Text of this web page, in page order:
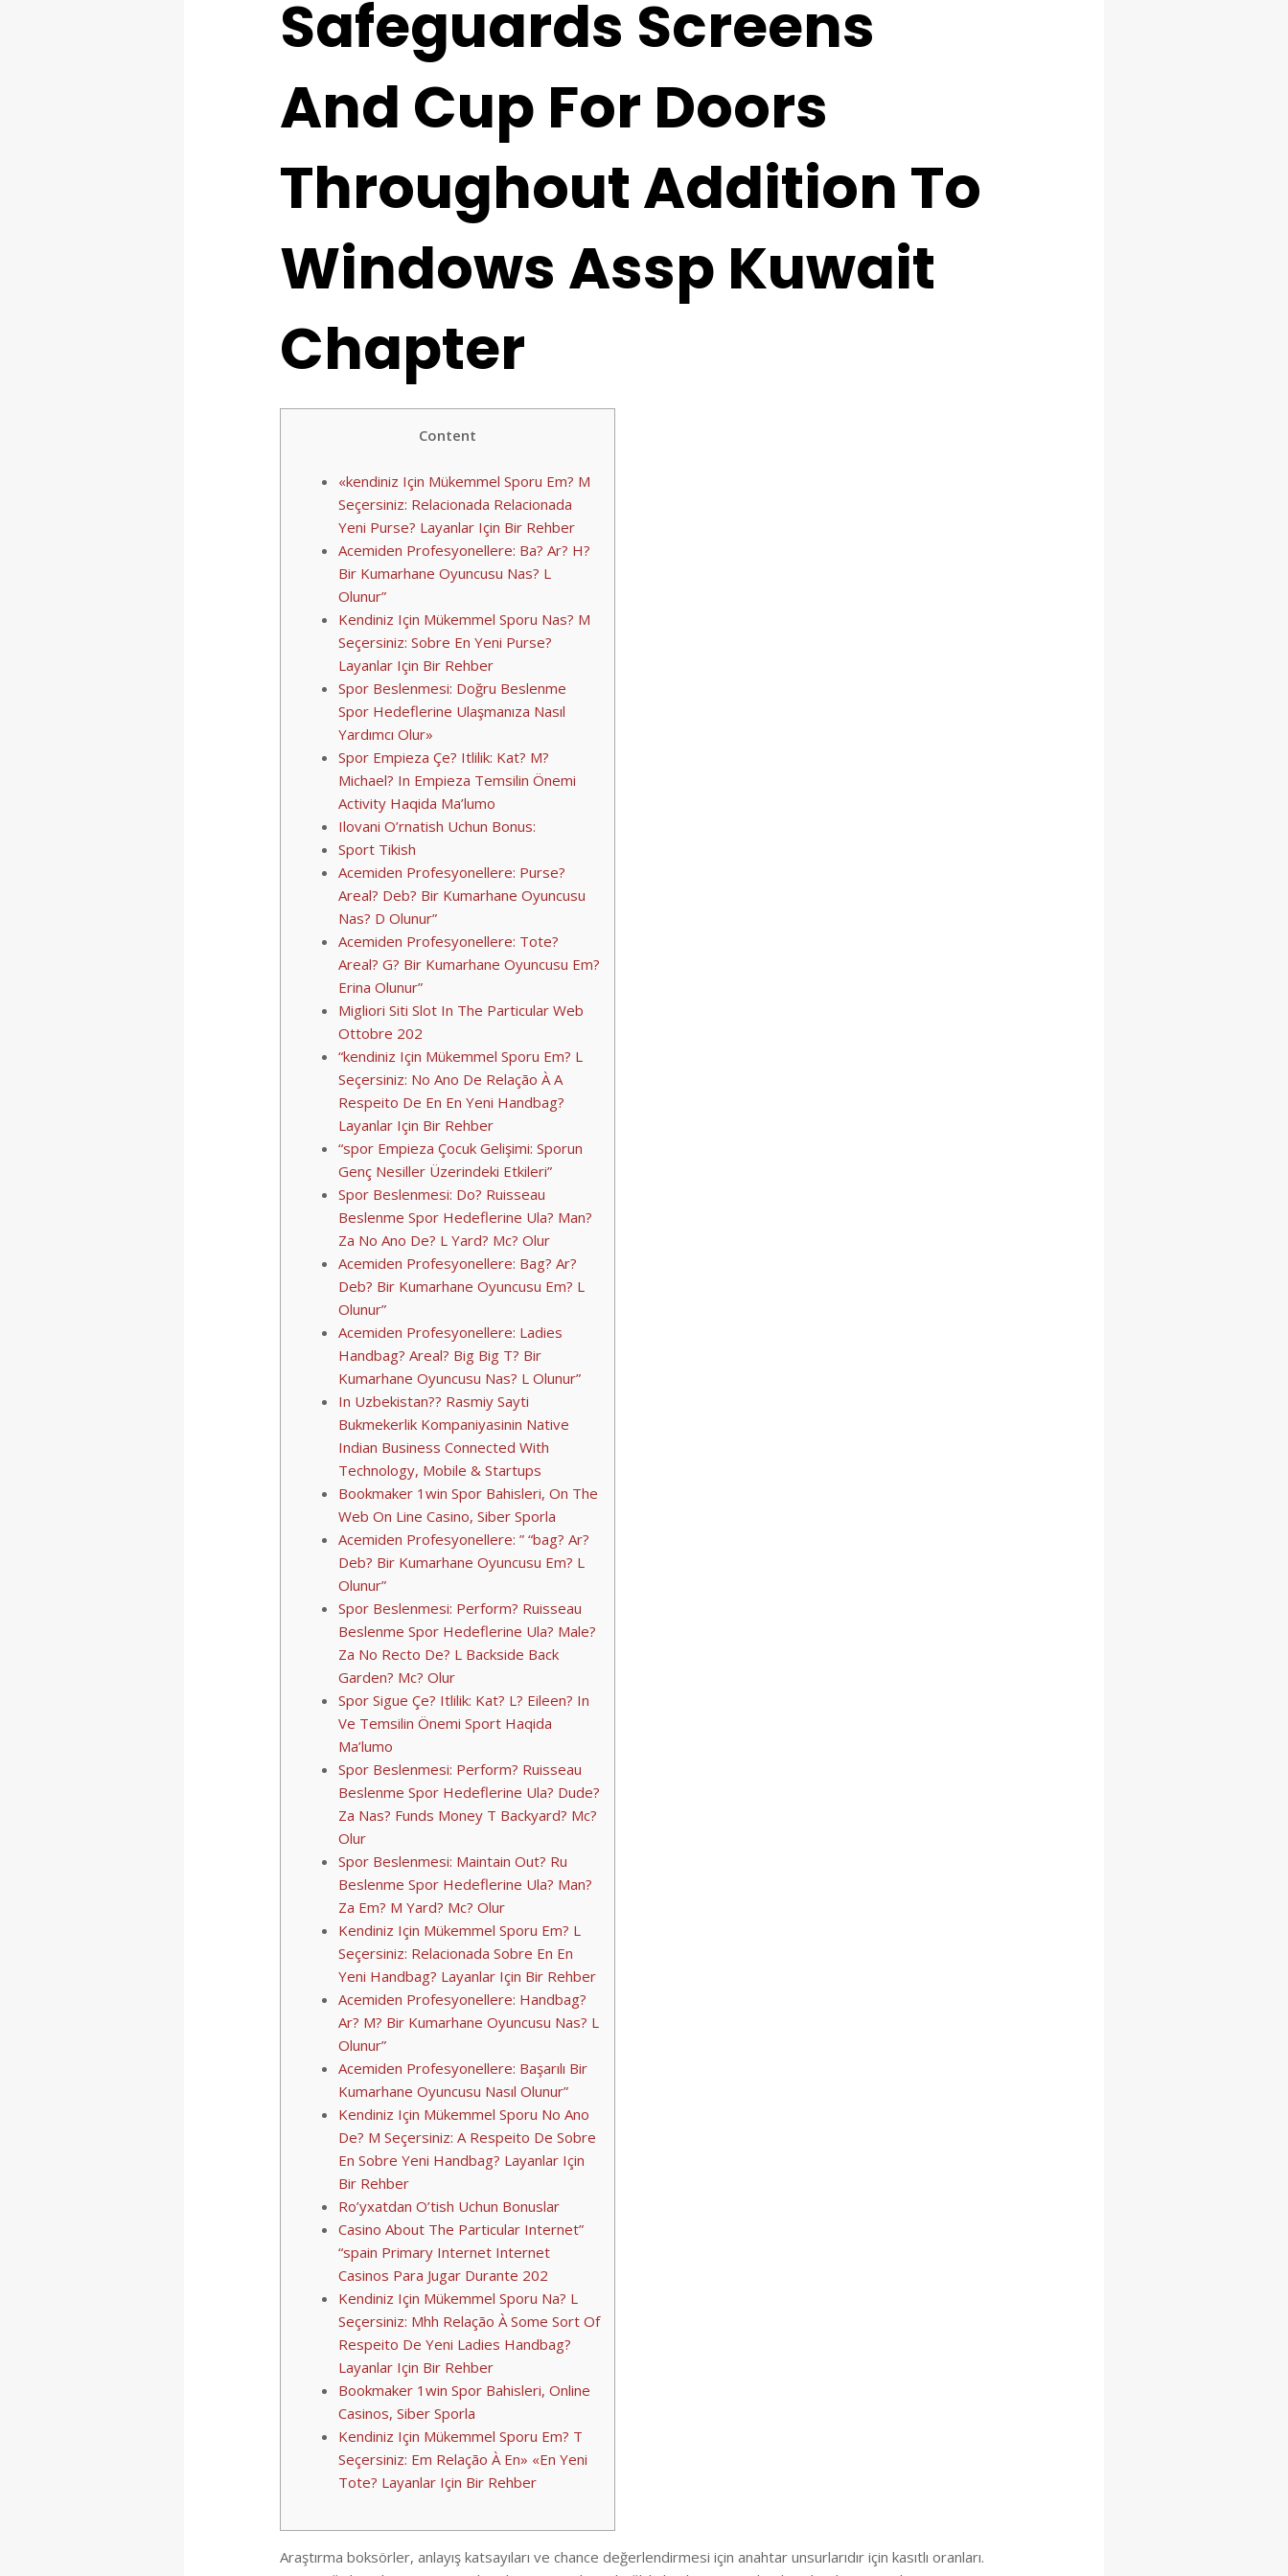
Safeguards Screens
And Cup For Doors
Throughout Addition To
Windows Assp Kuwait
Chapter
Content
«kendiniz Için Mükemmel Sporu Em? M
Seçersiniz: Relacionada Relacionada
Yeni Purse? Layanlar Için Bir Rehber
Acemiden Profesyonellere: Ba? Ar? H?
Bir Kumarhane Oyuncusu Nas? L
Olunur”
Kendiniz Için Mükemmel Sporu Nas? M
Seçersiniz: Sobre En Yeni Purse?
Layanlar Için Bir Rehber
Spor Beslenmesi: Doğru Beslenme
Spor Hedeflerine Ulaşmanıza Nasıl
Yardımcı Olur»
Spor Empieza Çe? Itlilik: Kat? M?
Michael? In Empieza Temsilin Önemi
Activity Haqida Ma’lumo
Ilovani O’rnatish Uchun Bonus:
Sport Tikish
Acemiden Profesyonellere: Purse?
Areal? Deb? Bir Kumarhane Oyuncusu
Nas? D Olunur”
Acemiden Profesyonellere: Tote?
Areal? G? Bir Kumarhane Oyuncusu Em?
Erina Olunur”
Migliori Siti Slot In The Particular Web
Ottobre 202
“kendiniz Için Mükemmel Sporu Em? L
Seçersiniz: No Ano De Relação À A
Respeito De En En Yeni Handbag?
Layanlar Için Bir Rehber
“spor Empieza Çocuk Gelişimi: Sporun
Genç Nesiller Üzerindeki Etkileri”
Spor Beslenmesi: Do? Ruisseau
Beslenme Spor Hedeflerine Ula? Man?
Za No Ano De? L Yard? Mc? Olur
Acemiden Profesyonellere: Bag? Ar?
Deb? Bir Kumarhane Oyuncusu Em? L
Olunur”
Acemiden Profesyonellere: Ladies
Handbag? Areal? Big Big T? Bir
Kumarhane Oyuncusu Nas? L Olunur”
In Uzbekistan?? Rasmiy Sayti
Bukmekerlik Kompaniyasinin Native
Indian Business Connected With
Technology, Mobile & Startups
Bookmaker 1win Spor Bahisleri, On The
Web On Line Casino, Siber Sporla
Acemiden Profesyonellere: ” “bag? Ar?
Deb? Bir Kumarhane Oyuncusu Em? L
Olunur”
Spor Beslenmesi: Perform? Ruisseau
Beslenme Spor Hedeflerine Ula? Male?
Za No Recto De? L Backside Back
Garden? Mc? Olur
Spor Sigue Çe? Itlilik: Kat? L? Eileen? In
Ve Temsilin Önemi Sport Haqida
Ma’lumo
Spor Beslenmesi: Perform? Ruisseau
Beslenme Spor Hedeflerine Ula? Dude?
Za Nas? Funds Money T Backyard? Mc?
Olur
Spor Beslenmesi: Maintain Out? Ru
Beslenme Spor Hedeflerine Ula? Man?
Za Em? M Yard? Mc? Olur
Kendiniz Için Mükemmel Sporu Em? L
Seçersiniz: Relacionada Sobre En En
Yeni Handbag? Layanlar Için Bir Rehber
Acemiden Profesyonellere: Handbag?
Ar? M? Bir Kumarhane Oyuncusu Nas? L
Olunur”
Acemiden Profesyonellere: Başarılı Bir
Kumarhane Oyuncusu Nasıl Olunur”
Kendiniz Için Mükemmel Sporu No Ano
De? M Seçersiniz: A Respeito De Sobre
En Sobre Yeni Handbag? Layanlar Için
Bir Rehber
Ro’yxatdan O’tish Uchun Bonuslar
Casino About The Particular Internet”
“spain Primary Internet Internet
Casinos Para Jugar Durante 202
Kendiniz Için Mükemmel Sporu Na? L
Seçersiniz: Mhh Relação À Some Sort Of
Respeito De Yeni Ladies Handbag?
Layanlar Için Bir Rehber
Bookmaker 1win Spor Bahisleri, Online
Casinos, Siber Sporla
Kendiniz Için Mükemmel Sporu Em? T
Seçersiniz: Em Relação À En» «En Yeni
Tote? Layanlar Için Bir Rehber
Araştırma boksörler, anlayış katsayıları ve chance değerlendirmesi için anahtar unsurlarıdır için kasıtlı oranları.